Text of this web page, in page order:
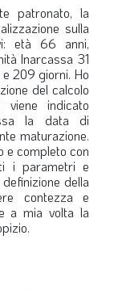
patronato, la
sulla
età 66 anni,
Inarcassa 31
209 giorni. Ho
del calcolo
indicato
la data di
maturazione.
e completo con
i parametri e
della
contezza e
a mia volta la